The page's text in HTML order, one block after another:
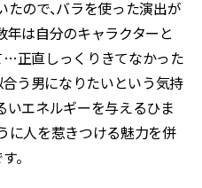
たので、バラを使った演出が
年は自分のキャラクターと
正直しっくりきてなかった
合う男になりたいという気持
いエネルギーを与えるひま
に人を惹きつける魅力を併
。